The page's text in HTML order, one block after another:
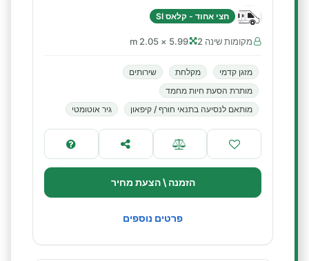
חצי אחוד - קלאס SI
מקומות שינה 2 5.99 × 2.05 m
מזגן קדמי מקלחת
שירותים
מותרת הסעת חיות מחמד
מותאם לנסיעה בתנאי חורף / קיפאון
גיר אוטומטי
הזמנה \ הצעת מחיר
פרטים נוספים